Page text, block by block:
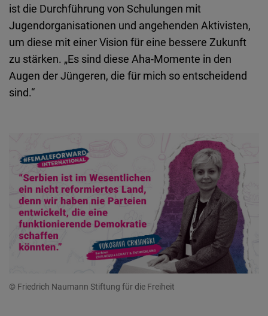
ist die Durchführung von Schulungen mit
Jugendorganisationen und angehenden Aktivisten,
um diese mit einer Vision für eine bessere Zukunft
zu stärken. „Es sind diese Aha-Momente in den
Augen der Jüngeren, die für mich so entscheidend
sind.“
© Friedrich Naumann Stiftung für die Freiheit